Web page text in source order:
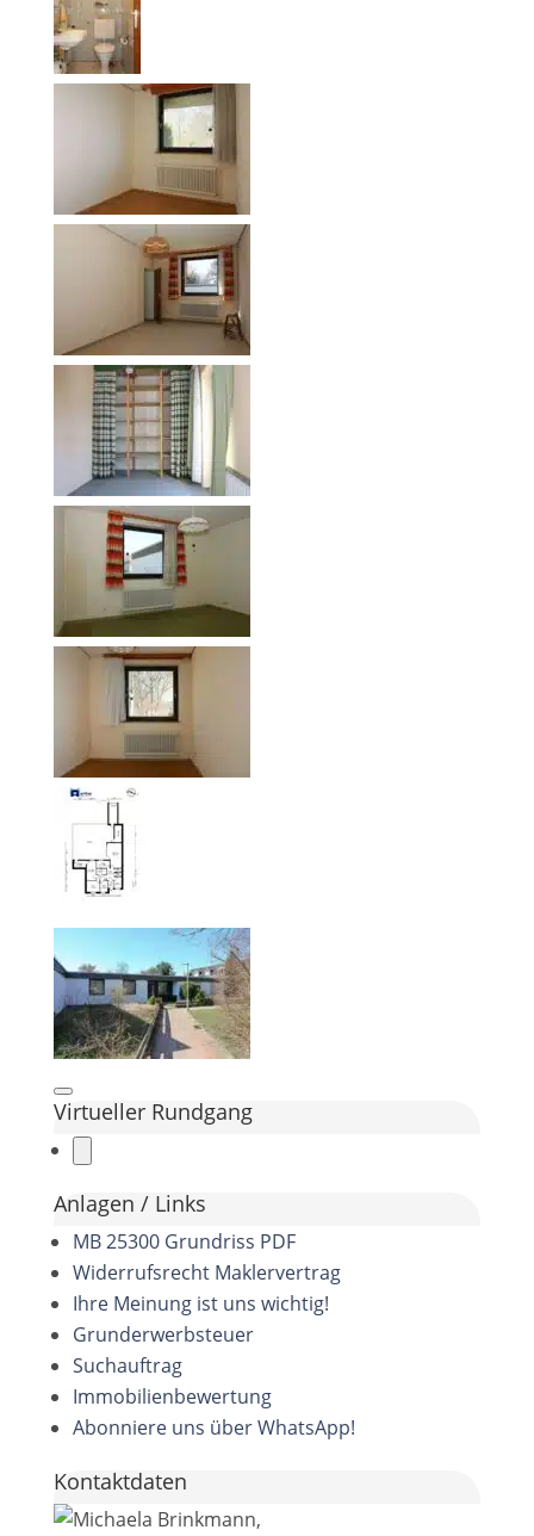
Virtueller Rundgang
Anlagen / Links
MB 25300 Grundriss PDF
Widerrufsrecht Maklervertrag
Ihre Meinung ist uns wichtig!
Grunderwerbsteuer
Suchauftrag
Immobilienbewertung
Abonniere uns über WhatsApp!
Kontaktdaten